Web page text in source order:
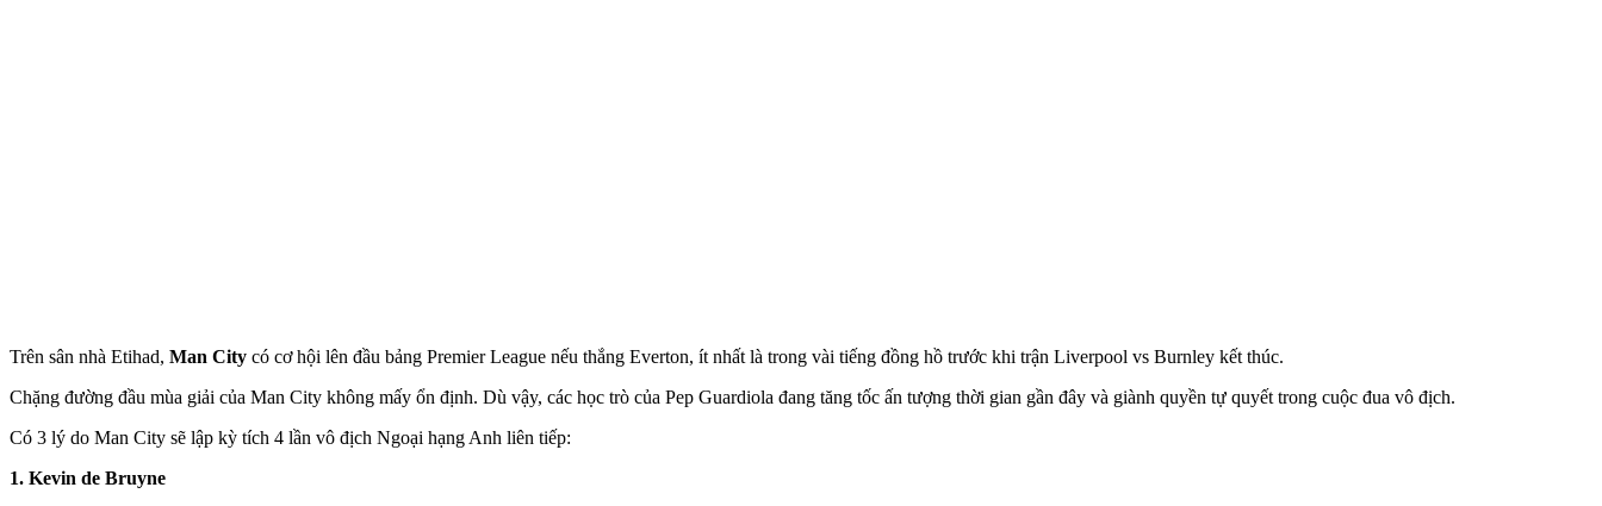
Trên sân nhà Etihad, Man City có cơ hội lên đầu bảng Premier League nếu thắng Everton, ít nhất là trong vài tiếng đồng hồ trước khi trận Liverpool vs Burnley kết thúc.
Chặng đường đầu mùa giải của Man City không mấy ổn định. Dù vậy, các học trò của Pep Guardiola đang tăng tốc ấn tượng thời gian gần đây và giành quyền tự quyết trong cuộc đua vô địch.
Có 3 lý do Man City sẽ lập kỳ tích 4 lần vô địch Ngoại hạng Anh liên tiếp:
1. Kevin de Bruyne